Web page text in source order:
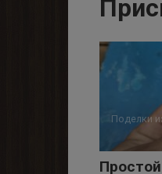
Поделки